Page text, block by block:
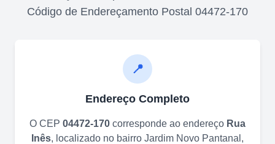
Código de Endereçamento Postal 04472-170
📍
Endereço Completo
O CEP 04472-170 corresponde ao endereço Rua
Inês, localizado no bairro Jardim Novo Pantanal ,